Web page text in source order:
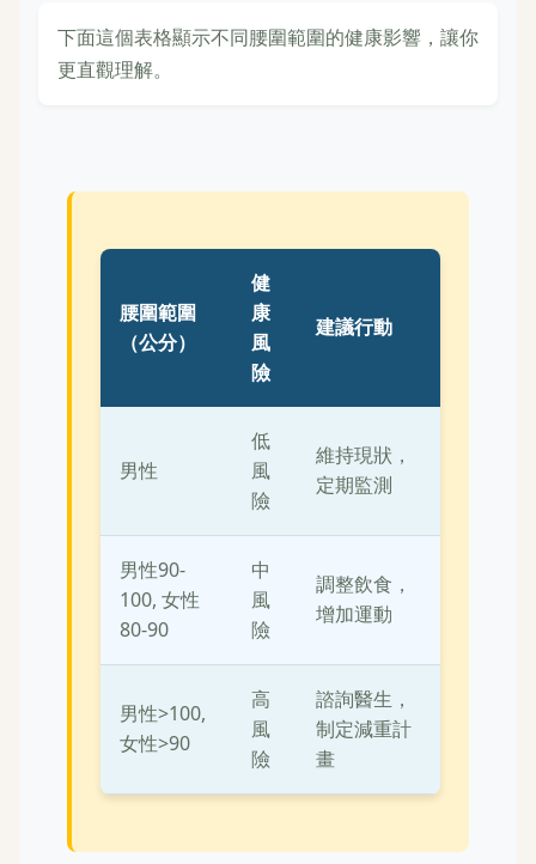
下面這個表格顯示不同腰圍範圍的健康影響，讓你
更直觀理解。
腰圍範圍
（公分）
健
康
風
險
建議行動
男性
低
風
險
維持現狀，
定期監測
男性90-
100, 女性
80-90
中
風
險
調整飲食，
增加運動
男性>100,
女性>90
高
風
險
諮詢醫生，
制定減重計
畫